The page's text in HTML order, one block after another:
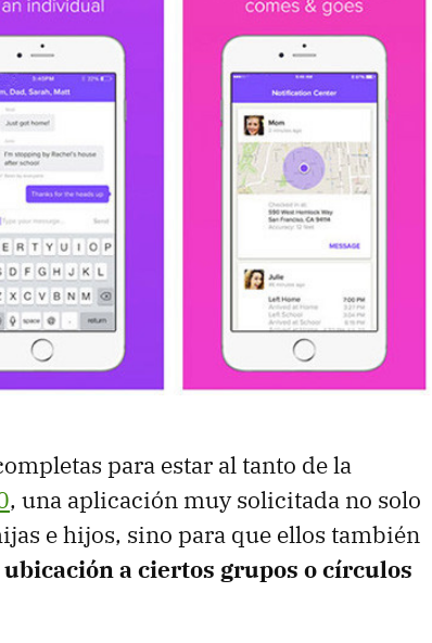
para estar al tanto de la
, una aplicación muy solicitada no solo
e hijos, sino para que ellos también
a ciertos grupos o círculos